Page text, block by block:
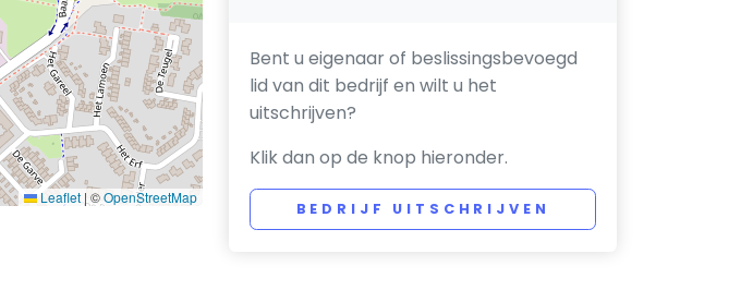
Leaflet | ©OpenStreetMap
Bent u eigenaar of beslissingsbevoegd
lid van dit bedrijf en wilt u het
uitschrijven?
Klik dan op de knop hieronder.
BEDRIJF UITSCHRIJVEN